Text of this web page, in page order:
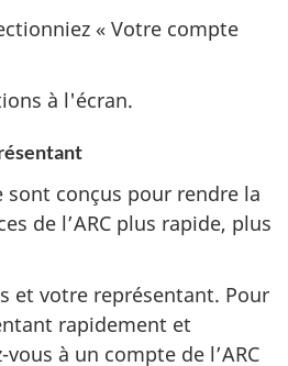
« Votre compte
à l'écran.
sont conçus pour rendre la
de l’ARC plus rapide, plus
et votre représentant. Pour
rapidement et
à un compte de l’ARC